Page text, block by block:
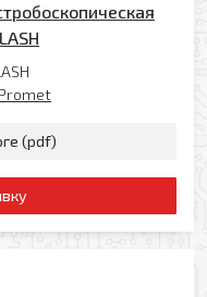
Promet
(pdf)